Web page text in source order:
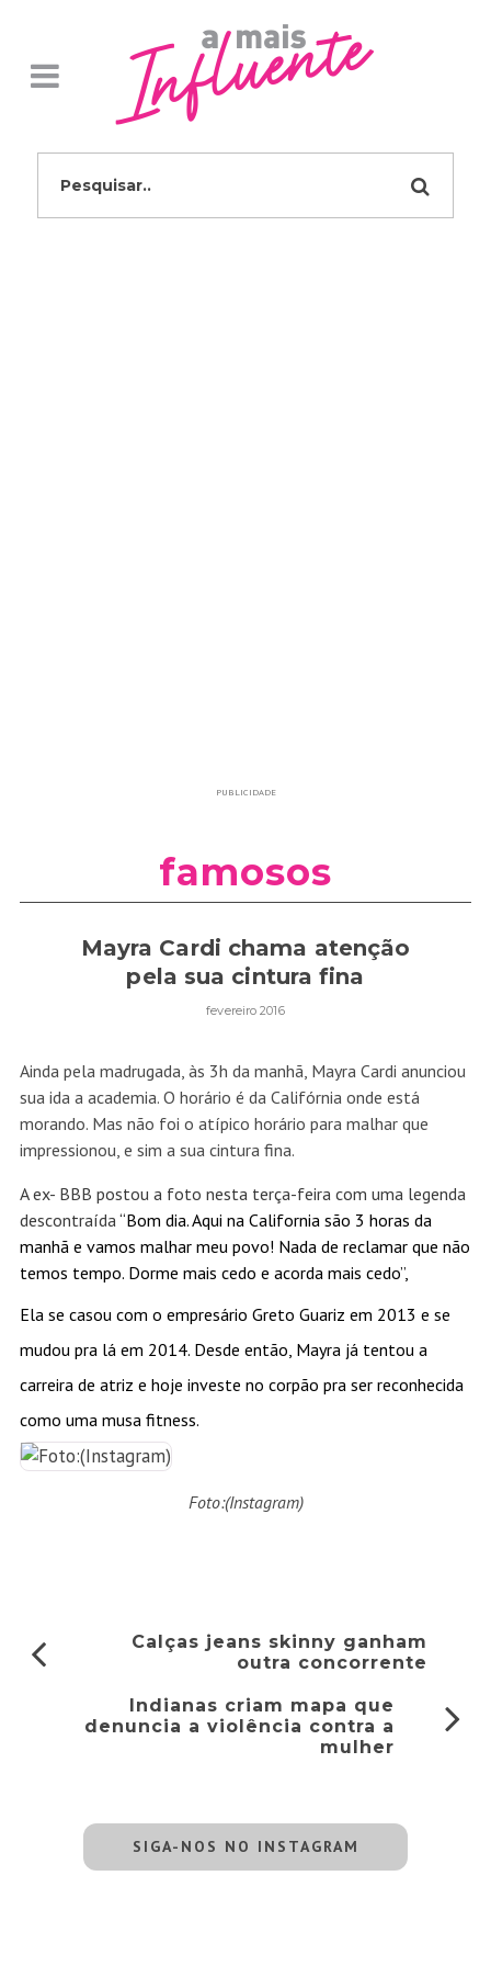
PUBLICIDADE
famosos
Mayra Cardi chama atenção
pela sua cintura fina
fevereiro 2016
Ainda pela madrugada, às 3h da manhã, Mayra Cardi anunciou
sua ida a academia. O horário é da Califórnia onde está
morando. Mas não foi o atípico horário para malhar que
impressionou, e sim a sua cintura fina.
A ex- BBB postou a foto nesta terça-feira com uma legenda
descontraída“Bom dia. Aqui na California são 3 horas da
manhã e vamos malhar meu povo! Nada de reclamar que não
temos tempo. Dorme mais cedo e acorda mais cedo”,
Ela se casou com o empresário Greto Guariz em 2013 e se
mudou pra lá em 2014. Desde então, Mayra já tentou a
carreira de atriz e hoje investe no corpão pra ser reconhecida
como uma musa fitness.
Foto:(Instagram)
Calças jeans skinny ganham
outra concorrente
Indianas criam mapa que
denuncia a violência contra a
mulher
SIGA-NOS NO INSTAGRAM